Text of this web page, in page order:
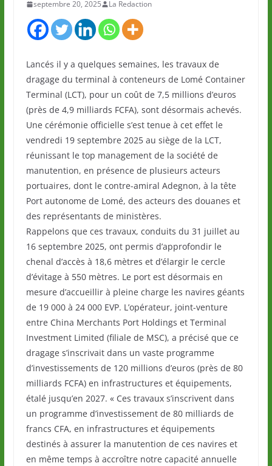
septembre 20, 2025 La Redaction
Lancés il y a quelques semaines, les travaux de
dragage du terminal à conteneurs de Lomé Container
Terminal (LCT), pour un coût de 7,5 millions d’euros
(près de 4,9 milliards FCFA), sont désormais achevés.
Une cérémonie officielle s’est tenue à cet effet le
vendredi 19 septembre 2025 au siège de la LCT,
réunissant le top management de la société de
manutention, en présence de plusieurs acteurs
portuaires, dont le contre-amiral Adegnon, à la tête
Port autonome de Lomé, des acteurs des douanes et
des représentants de ministères.
Rappelons que ces travaux, conduits du 31 juillet au
16 septembre 2025, ont permis d’approfondir le
chenal d’accès à 18,6 mètres et d’élargir le cercle
d’évitage à 550 mètres. Le port est désormais en
mesure d’accueillir à pleine charge les navires géants
de 19 000 à 24 000 EVP. L’opérateur, joint-venture
entre China Merchants Port Holdings et Terminal
Investment Limited (filiale de MSC), a précisé que ce
dragage s’inscrivait dans un vaste programme
d’investissements de 120 millions d’euros (près de 80
milliards FCFA) en infrastructures et équipements,
étalé jusqu’en 2027. « Ces travaux s’inscrivent dans
un programme d’investissement de 80 milliards de
francs CFA, en infrastructures et équipements
destinés à assurer la manutention de ces navires et
en même temps à accroître notre capacité annuelle